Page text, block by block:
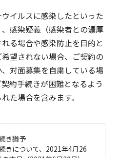
野）
イルスに感染したといった
感染疑義（感染者との濃厚
る場合や感染防止を目的と
望されない場合、ご契約の
対面募集を自粛している場
約手続きが困難となるよう
た場合を含みます。
き猶予
きについて、2021年4月26